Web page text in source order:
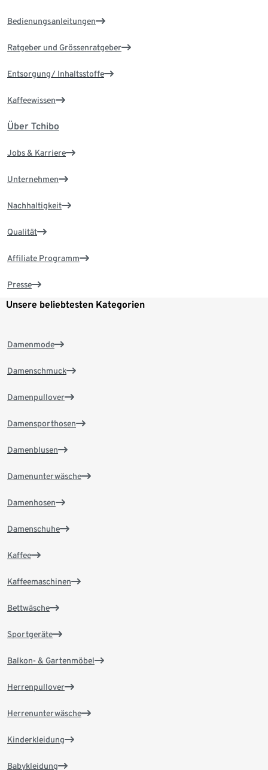
Bedienungsanleitungen
Ratgeber und Grössenratgeber
Entsorgung/ Inhaltsstoffe
Kaffeewissen
Über Tchibo
Jobs & Karriere
Unternehmen
Nachhaltigkeit
Qualität
Affiliate Programm
Presse
Unsere beliebtesten Kategorien
Damenmode
Damenschmuck
Damenpullover
Damensporthosen
Damenblusen
Damenunterwäsche
Damenhosen
Damenschuhe
Kaffee
Kaffeemaschinen
Bettwäsche
Sportgeräte
Balkon- & Gartenmöbel
Herrenpullover
Herrenunterwäsche
Kinderkleidung
Babykleidung